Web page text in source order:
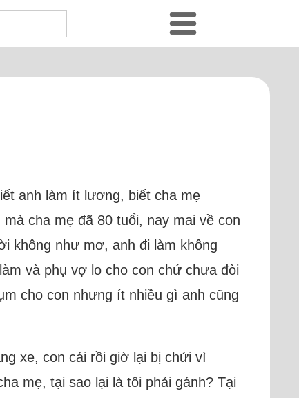
anh làm ít lương, biết cha mẹ
cha mẹ đã 80 tuổi, nay mai về con
không như mơ, anh đi làm không
và phụ vợ lo cho con chứ chưa đòi
cho con nhưng ít nhiều gì anh cũng
xe, con cái rồi giờ lại bị chửi vì
mẹ, tại sao lại là tôi phải gánh? Tại